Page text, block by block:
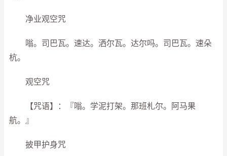
净业观空咒
嗡。司巴瓦。速达。洒尔瓦。达尔吗。司巴瓦。速朵
杭。
观空咒
【咒语】：『嗡。学泥打架。那班札尔。阿马果
航。』
披甲护身咒